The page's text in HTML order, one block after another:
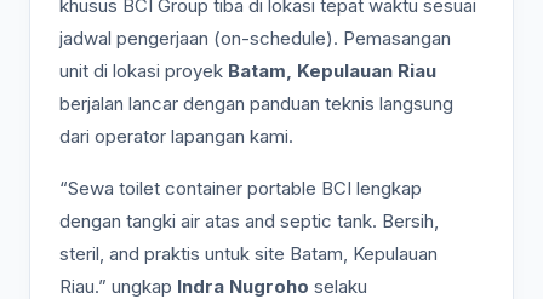
khusus BCI Group tiba di lokasi tepat waktu sesuai
jadwal pengerjaan (on-schedule). Pemasangan
unit di lokasi proyek Batam, Kepulauan Riau
berjalan lancar dengan panduan teknis langsung
dari operator lapangan kami.
“Sewa toilet container portable BCI lengkap
dengan tangki air atas and septic tank. Bersih,
steril, and praktis untuk site Batam, Kepulauan
Riau.” ungkap Indra Nugroho selaku